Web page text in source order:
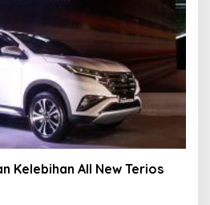
Kelebihan All New Terios